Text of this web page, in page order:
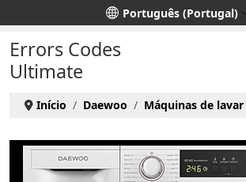
Escolha o seu idioma Português (Portugal)
Errors Codes
Ultimate
Início Daewoo Máquinas de